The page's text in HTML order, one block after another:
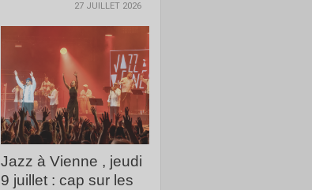
27 JUILLET 2026
LIRE LA
SUITE
Jazz à Vienne , jeudi
9 juillet : cap sur les